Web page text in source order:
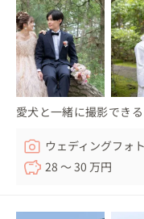
愛犬と一緒に撮影でき
ウェディングフォト
28 〜 30 万円